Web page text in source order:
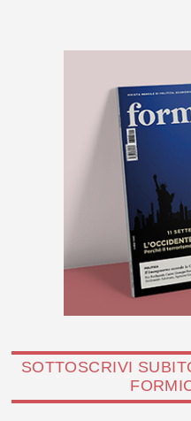
SOTTOSCRIVI